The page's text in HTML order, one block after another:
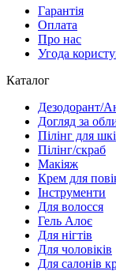
Гарантія
Оплата
Про нас
Угода
Каталог
Дезодорант/
Догляд за
Пілінг для
Пілінг/скраб
Макіяж
Крем для
Інструменти
Для волосся
Гель Алоє
Для нігтів
Для чоловіків
Для салонів